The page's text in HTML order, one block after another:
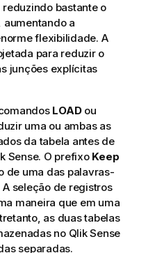
bastante o
aumentando a
flexibilidade. A
para reduzir o
junções explícitas
LOADou
uma ou ambas as
da tabela antes de
Sense. O prefixo Keep
de uma das palavras-
A seleção de registros
maneira que em uma
as duas tabelas
no Qlik Sense
separadas.